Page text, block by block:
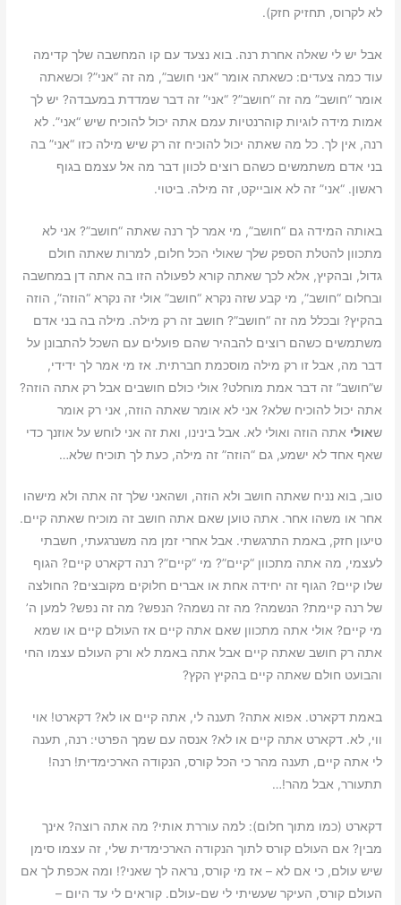
לא לקרוס, תחזיק חזק).
אבל יש לי שאלה אחרת רנה. בוא נצעד עם קו המחשבה שלך קדימה
עוד כמה צעדים: כשאתה אומר “אני חושב”, מה זה “אני”? וכשאתה
אומר “חושב” מה זה “חושב”? “אני” זה דבר שמדדת במעבדה? יש לך
אמות מידה לוגיות קוהרנטיות עמם אתה יכול להוכיח שיש “אני”. לא
רנה, אין לך. כל מה שאתה יכול להוכיח זה רק שיש מילה כזו “אני” בה
בני אדם משתמשים כשהם רוצים לכוון דבר מה אל עצמם בגוף
ראשון. “אני” זה לא אובייקט, זה מילה. ביטוי.
באותה המידה גם “חושב”, מי אמר לך רנה שאתה “חושב”? אני לא
מתכוון להטלת הספק שלך שאולי הכל חלום, למרות שאתה חולם
גדול, ובהקיץ, אלא לכך שאתה קורא לפעולה הזו בה אתה דן במחשבה
ובחלום “חושב”, מי קבע שזה נקרא “חושב” אולי זה נקרא “הוזה”, הוזה
בהקיץ? ובכלל מה זה “חושב”? חושב זה רק מילה. מילה בה בני אדם
משתמשים כשהם רוצים להבהיר שהם פועלים עם השכל להתבונן על
דבר מה, אבל זו רק מילה מוסכמת חברתית. אז מי אמר לך ידידי,
ש”חושב” זה דבר אמת מוחלט? אולי כולם חושבים אבל רק אתה הוזה?
אתה יכול להוכיח שלא? אני לא אומר שאתה הוזה, אני רק אומר
שאולי אתה הוזה ואולי לא. אבל בינינו, ואת זה אני לוחש על אוזנך כדי
שאף אחד לא ישמע, גם “הוזה” זה מילה, כעת לך תוכיח שלא…
טוב, בוא נניח שאתה חושב ולא הוזה, ושהאני שלך זה אתה ולא מישהו
אחר או משהו אחר. אתה טוען שאם אתה חושב זה מוכיח שאתה קיים.
טיעון חזק, באמת התרגשתי. אבל אחרי זמן מה משנרגעתי, חשבתי
לעצמי, מה אתה מתכוון “קיים”? מי “קיים”? רנה דקארט קיים? הגוף
שלו קיים? הגוף זה יחידה אחת או אברים חלוקים מקובצים? החולצה
של רנה קיימת? הנשמה? מה זה נשמה? הנפש? מה זה נפש? למען ה’
מי קיים? אולי אתה מתכוון שאם אתה קיים אז העולם קיים או שמא
אתה רק חושב שאתה קיים אבל אתה באמת לא ורק העולם עצמו החי
והבועט חולם שאתה קיים בהקיץ הקץ?
באמת דקארט. אפוא אתה? תענה לי, אתה קיים או לא? דקארט! אוי
ווי, לא. דקארט אתה קיים או לא? אנסה עם שמך הפרטי: רנה, תענה
לי אתה קיים, תענה מהר כי הכל קורס, הנקודה הארכימדית! רנה!
תתעורר, אבל מהר!…
דקארט (כמו מתוך חלום): למה עוררת אותי? מה אתה רוצה? אינך
מבין? אם העולם קורס לתוך הנקודה הארכימדית שלי, זה עצמו סימן
שיש עולם, כי אם לא – אז מי קורס, נראה לך שאני?! ומה אכפת לך אם
העולם קורס, העיקר שעשיתי לי שם-עולם. קוראים לי עד היום –